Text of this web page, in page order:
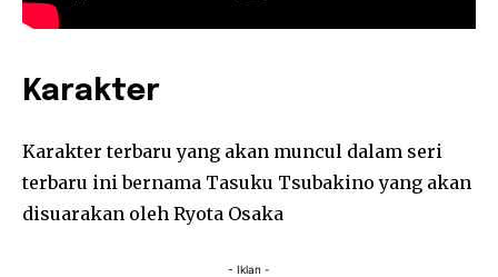
Karakter
Karakter terbaru yang akan muncul dalam seri
terbaru ini bernama Tasuku Tsubakino yang akan
disuarakan oleh Ryota Osaka
- Iklan -